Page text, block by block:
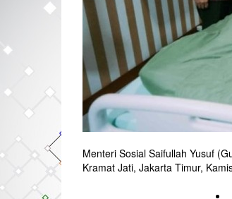
Menteri Sosial Saifullah Yusuf
Kramat Jati, Jakarta Timur,